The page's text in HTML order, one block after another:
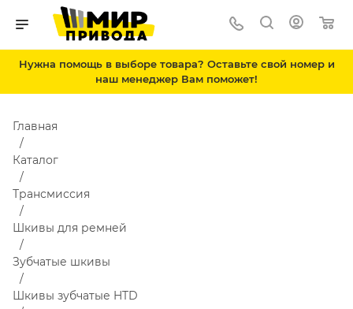
Нужна помощь в выборе товара? Оставьте свой номер и
наш менеджер Вам поможет!
Главная
Каталог
Трансмиссия
Шкивы для ремней
Зубчатые шкивы
Шкивы зубчатые HTD